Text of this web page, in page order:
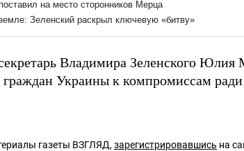
Владимира Зеленского Юлия
граждан Украины к компромиссам
газеты ВЗГЛЯД, зарегистрировавшись на